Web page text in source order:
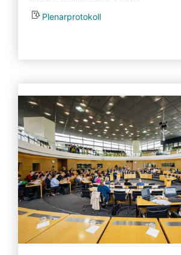
Plenarprotokoll